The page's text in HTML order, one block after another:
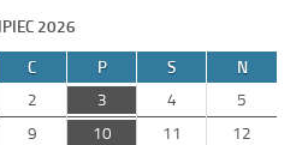
2026
C P S
N
2 3 4
5
9 10 11
12